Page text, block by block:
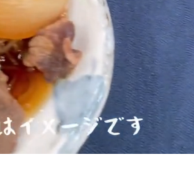
0:20/0:20